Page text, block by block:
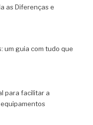
as Diferenças e
um guia com tudo que
para facilitar a